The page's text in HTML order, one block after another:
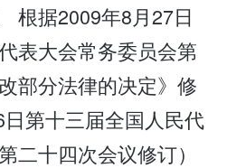
据2009年8月27日
表大会常务委员会第
部分法律的决定》修
第十三届全国人民代
二十四次会议修订）